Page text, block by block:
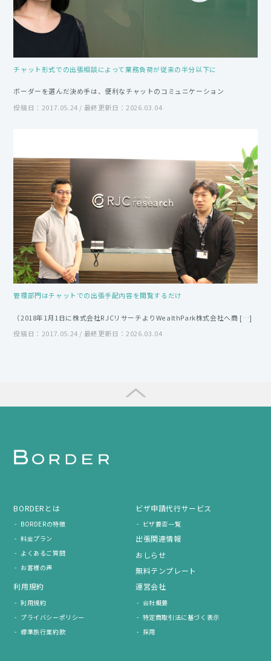
チャット形式での出張相談によって業務負荷が従来の半分以下に
ボーダーを選んだ決め手は、便利なチャットのコミュニケーション
投稿日：2017.05.24 / 最終更新日：2026.03.04
管理部門はチャットでの出張手配内容を閲覧するだけ
（2018年1月1日に株式会社RJCリサーチよりWealthPark株式会社へ商 […]
投稿日：2017.05.24 / 最終更新日：2026.03.04
BORDERとは
BORDERの特徴
料金プラン
よくあるご質問
お客様の声
ビザ申請代行サービス
ビザ要否一覧
出張関連情報
おしらせ
無料テンプレート
利用規約
利用規約
プライバシーポリシー
標準旅行業約款
運営会社
会社概要
特定商取引法に基づく表示
採用